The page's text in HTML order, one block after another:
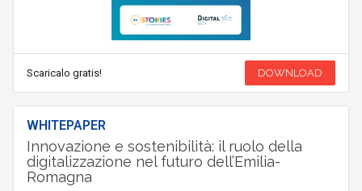
Scaricalo gratis! DOWNLOAD
WHITEPAPER
Innovazione e sostenibilità: il ruolo della
digitalizzazione nel futuro dell’Emilia-
Romagna